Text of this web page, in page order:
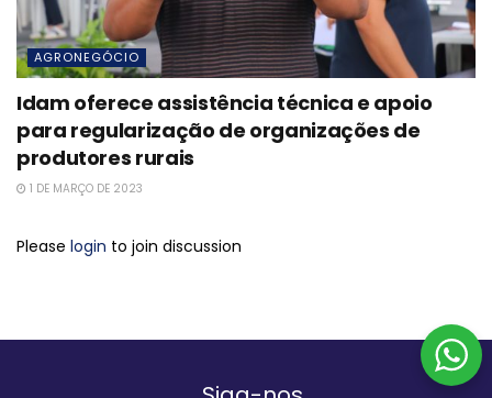
AGRONEGÓCIO
Idam oferece assistência técnica e apoio
para regularização de organizações de
produtores rurais
1 DE MARÇO DE 2023
Please login to join discussion